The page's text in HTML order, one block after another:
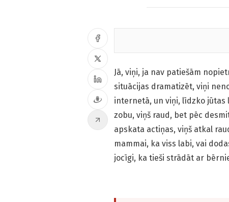
Jā, viņi, ja nav patiešām
situācijas dramatizēt, viņi
internetā, un viņi, līdzko jūtas
zobu, viņš raud, bet pēc
apskata actiņas, viņš atkal
mammai, ka viss labi, vai
jocīgi, ka tieši strādāt ar